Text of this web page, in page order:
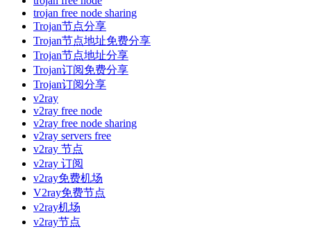
trojan free node sharing
Trojan节点分享
Trojan节点地址免费分享
Trojan节点地址分享
Trojan订阅免费分享
Trojan订阅分享
v2ray
v2ray free node
v2ray free node sharing
v2ray servers free
v2ray 节点
v2ray 订阅
v2ray免费机场
V2ray免费节点
v2ray机场
v2ray节点